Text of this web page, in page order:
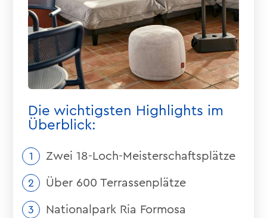
Die wichtigsten Highlights im
Überblick:
Zwei 18-Loch-Meisterschaftsplätze
Über 600 Terrassenplätze
Nationalpark Ria Formosa